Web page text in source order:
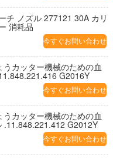
チ ノズル 277121 30A カリ
消耗品
今すぐお問い合わせ
カッター機械のための血
G2016Y
今すぐお問い合わせ
カッター機械のための血
.11.848.221.412 G2012Y
今すぐお問い合わせ